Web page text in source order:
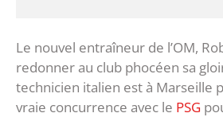
Le nouvel entraîneur de l’OM,
redonner au club phocéen sa
technicien italien est à Marseille
vraie concurrence avec le PSG